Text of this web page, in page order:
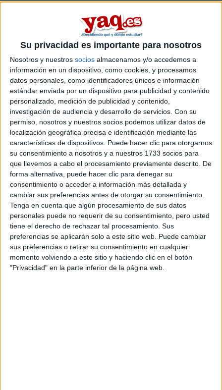
Su privacidad es importante para nosotros
Nosotros y nuestros socios almacenamos y/o accedemos a
información en un dispositivo, como cookies, y procesamos
datos personales, como identificadores únicos e información
estándar enviada por un dispositivo para publicidad y contenido
personalizado, medición de publicidad y contenido,
investigación de audiencia y desarrollo de servicios. Con su
permiso, nosotros y nuestros socios podemos utilizar datos de
localización geográfica precisa e identificación mediante las
características de dispositivos. Puede hacer clic para otorgarnos
su consentimiento a nosotros y a nuestros 1733 socios para
que llevemos a cabo el procesamiento previamente descrito. De
forma alternativa, puede hacer clic para denegar su
consentimiento o acceder a información más detallada y
cambiar sus preferencias antes de otorgar su consentimiento.
Tenga en cuenta que algún procesamiento de sus datos
personales puede no requerir de su consentimiento, pero usted
tiene el derecho de rechazar tal procesamiento. Sus
preferencias se aplicarán solo a este sitio web. Puede cambiar
sus preferencias o retirar su consentimiento en cualquier
momento volviendo a este sitio y haciendo clic en el botón
"Privacidad" en la parte inferior de la página web.
es leer libros, aquí te dejamos 2 opciones:
Buscar libros acordes a nuestro nivel de inglés
nos permitan evolucionar teniendo en cuenta nuestra
en inglés.
Aprovechar y leer un libro que ya hayamos leído
nuestra lengua materna (por lo que ya conoceremos la
historia) para aumentar nuestro vocabulario sin
dificultad alguna.
Ver películas y series en inglés
¡Es hora de activar la versión original de nuestras
series y películas preferidas!
Este punto posiblemente sea uno de los más interesantes
porque aprendemos inglés usando varios sentidos:
La vista
: activamos los subtítulos y podemos ir leyendo
a la vez que vemos nuestra película o serie preferida.
Es un buen método para aprender inglés desde cero
usando correctamente las estructuras gramaticales.
El oído: entrenamos no solo nuestra escucha activa
(ideal para ponerla en práctica en los listening cuando